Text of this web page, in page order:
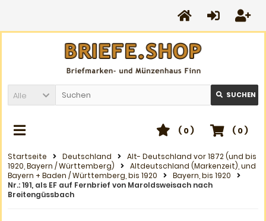
Alle SUCHEN
( 0)
( 0)
Startseite Deutschland
Alt- Deutschland vor 1872 (und bis
1920, Bayern / Württemberg)
Altdeutschland (Markenzeit), und
Bayern + Baden / Württemberg, bis 1920
Bayern, bis 1920
Nr.: 191, als EF auf Fernbrief von Maroldsweisach nach
Breitengüssbach